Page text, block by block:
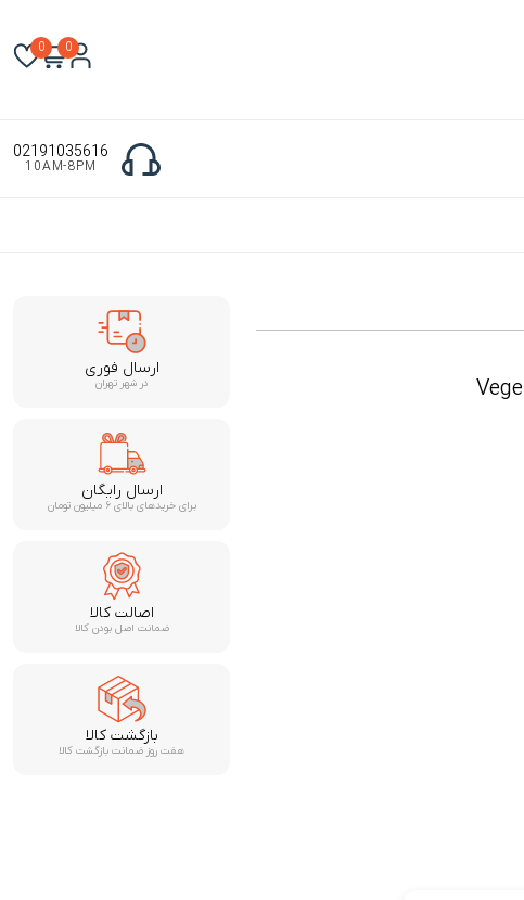
0
0
02191035616
10AM-8PM
ارسال فوری
در شهر تهران
ارسال رایگان
برای خریدهای بالای ۶ میلیون تومان
اصالت کالا
ضمانت اصل بودن کالا
بازگشت کالا
هفت روز ضمانت بازگشت کالا